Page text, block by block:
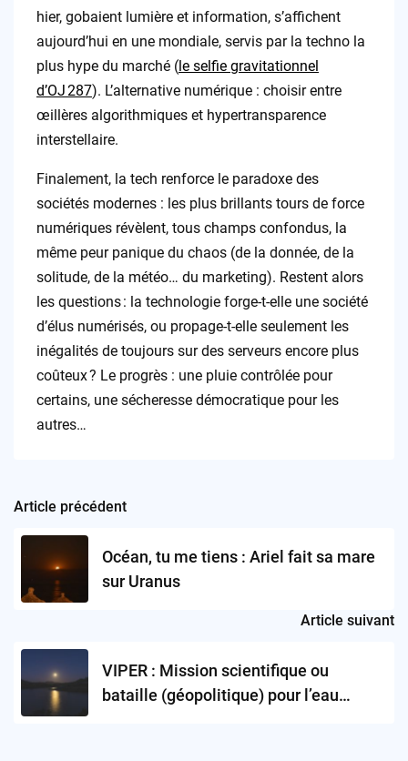
hier, gobaient lumière et information, s’affichent
aujourd’hui en une mondiale, servis par la techno la
plus hype du marché (le selfie gravitationnel
d’OJ 287). L’alternative numérique : choisir entre
œillères algorithmiques et hypertransparence
interstellaire.
Finalement, la tech renforce le paradoxe des
sociétés modernes : les plus brillants tours de force
numériques révèlent, tous champs confondus, la
même peur panique du chaos (de la donnée, de la
solitude, de la météo… du marketing). Restent alors
les questions : la technologie forge-t-elle une société
d’élus numérisés, ou propage-t-elle seulement les
inégalités de toujours sur des serveurs encore plus
coûteux ? Le progrès : une pluie contrôlée pour
certains, une sécheresse démocratique pour les
autres…
Post
navigation
Article précédent
Océan, tu me tiens : Ariel fait sa mare
sur Uranus
Article suivant
VIPER : Mission scientifique ou
bataille (géopolitique) pour l’eau